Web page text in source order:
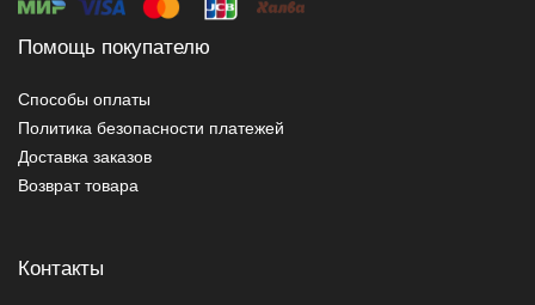
Помощь покупателю
Способы оплаты
Политика безопасности платежей
Доставка заказов
Возврат товара
Контакты